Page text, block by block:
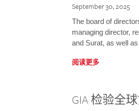
September 30, 2025
The board of
managing director,
and Surat, as well
阅读更多
GIA 检验全